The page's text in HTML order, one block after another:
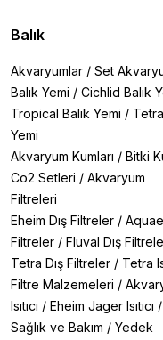
Balık
Akvaryumlar / Set
Balık Yemi / Cichlid Balık
Tropical Balık Yemi / Tetra
Yemi
Akvaryum Kumları / Bitki
Co2 Setleri / Akvaryum
Filtreleri
Eheim Dış Filtreler /
Filtreler / Fluval Dış
Tetra Dış Filtreler / Tetra
Filtre Malzemeleri /
Isıtıcı / Eheim Jager Isıtıcı /
Sağlık ve Bakım / Yedek